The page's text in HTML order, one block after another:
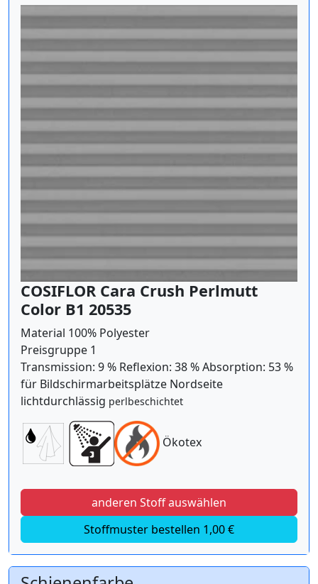
COSIFLOR Cara Crush Perlmutt
Color B1 20535
Material 100% Polyester
Preisgruppe 1
Transmission: 9 % Reflexion: 38 % Absorption: 53 %
für Bildschirmarbeitsplätze Nordseite
lichtdurchlässig perlbeschichtet
Ökotex
anderen Stoff auswählen
Stoffmuster bestellen 1,00 €